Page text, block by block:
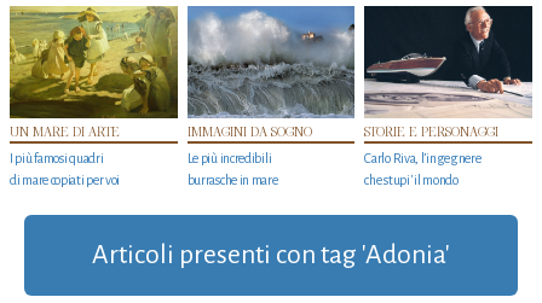
UN MARE DI ARTE
I più famosi quadri
di mare copiati per voi
IMMAGINI DA SOGNO
Le più incredibili
burrasche in mare
STORIE E PERSONAGGI
Carlo Riva, l’ingegnere
che stupi' il mondo
Articoli presenti con tag 'Adonia'